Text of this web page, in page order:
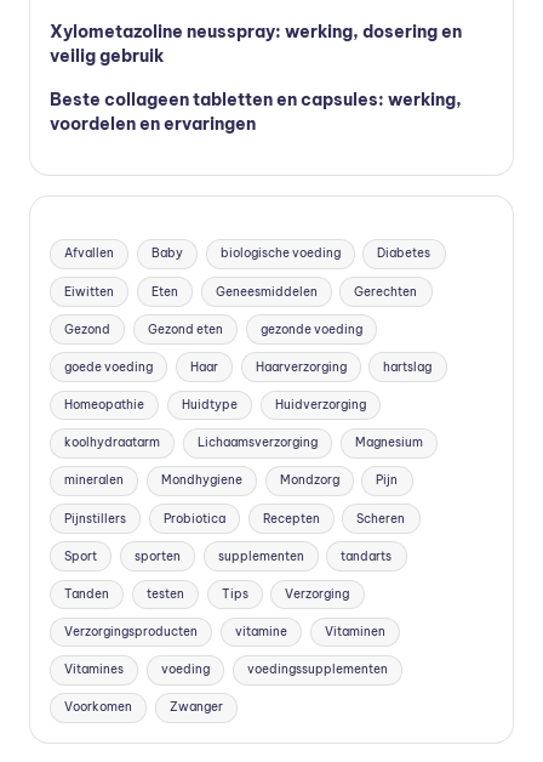
n
e
n
vi
t
a
m
in
e
s
k
o
p
e
n
?
Xylometazoline neusspray: werking, dosering en
veilig gebruik
Beste collageen tabletten en capsules: werking,
voordelen en ervaringen
Afvallen Baby biologische voeding Diabetes
Eiwitten Eten Geneesmiddelen Gerechten
Gezond Gezond eten gezonde voeding
goede voeding Haar Haarverzorging hartslag
Homeopathie Huidtype Huidverzorging
koolhydraatarm Lichaamsverzorging Magnesium
mineralen Mondhygiene Mondzorg Pijn
Pijnstillers Probiotica Recepten Scheren
Sport sporten supplementen tandarts
Tanden testen Tips Verzorging
Verzorgingsproducten vitamine Vitaminen
Vitamines voeding voedingssupplementen
Voorkomen Zwanger